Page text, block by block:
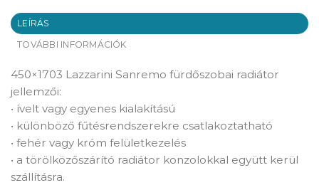
LEÍRÁS
TOVÁBBI INFORMÁCIÓK
450×1703 Lazzarini Sanremo fürdőszobai radiátor
jellemzői:
• ívelt vagy egyenes kialakítású
• különböző fűtésrendszerekre csatlakoztatható
• fehér vagy króm felületkezelés
• a törölközőszárító radiátor konzolokkal együtt kerül
szállításra.